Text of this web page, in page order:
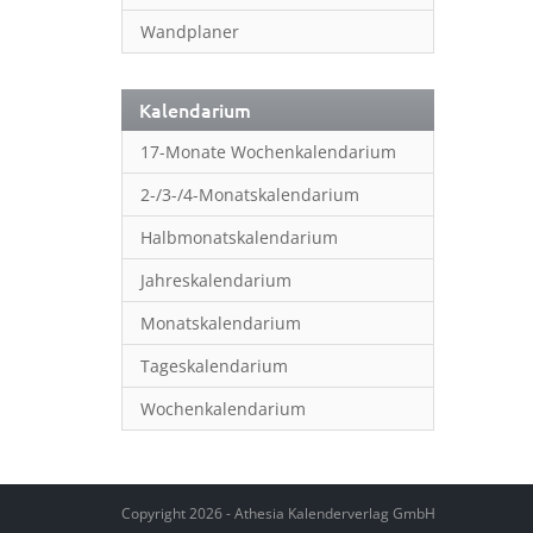
Wandplaner
Kalendarium
17-Monate Wochenkalendarium
2-/3-/4-Monatskalendarium
Halbmonatskalendarium
Jahreskalendarium
Monatskalendarium
Tageskalendarium
Wochenkalendarium
Copyright 2026 - Athesia Kalenderverlag GmbH